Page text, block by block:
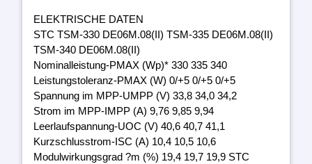
ELEKTRISCHE DATEN
STC TSM-330 DE06M.08(II) TSM-335 DE06M.08(II)
TSM-340 DE06M.08(II)
Nominalleistung-PMAX (Wp)* 330 335 340
Leistungstoleranz-PMAX (W) 0/+5 0/+5 0/+5
Spannung im MPP-UMPP (V) 33,8 34,0 34,2
Strom im MPP-IMPP (A) 9,76 9,85 9,94
Leerlaufspannung-UOC (V) 40,6 40,7 41,1
Kurzschlusstrom-ISC (A) 10,4 10,5 10,6
Modulwirkungsgrad ?m (%) 19,4 19,7 19,9 STC